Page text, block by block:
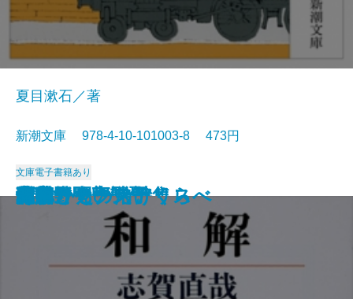
猟銃・闘牛
ヴェルレーヌ詩集
草枕
斜陽
高村光太郎詩集
歌行燈・高野聖
土
真実一路
老妓抄
坊っちゃん
夏目漱石／著
新潮文庫 978-4-10-101003-8 473円
文庫電子書籍あり
和解
ヰタ・セクスアリス
出家とその弟子
にごりえ・たけくらべ
武蔵野
白痴
青年
雁
それから
門